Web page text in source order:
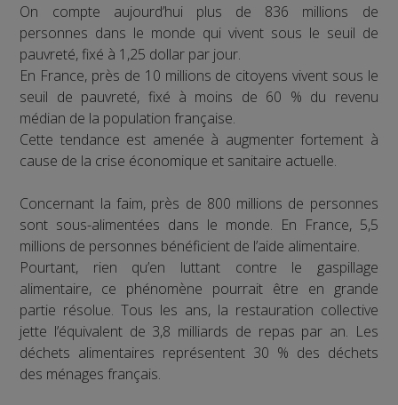
On compte aujourd’hui plus de 836 millions de
personnes dans le monde qui vivent sous le seuil de
pauvreté, fixé à 1,25 dollar par jour.
En France, près de 10 millions de citoyens vivent sous le
seuil de pauvreté, fixé à moins de 60 % du revenu
médian de la population française.
Cette tendance est amenée à augmenter fortement à
cause de la crise économique et sanitaire actuelle.
Concernant la faim, près de 800 millions de personnes
sont sous-alimentées dans le monde. En France, 5,5
millions de personnes bénéficient de l’aide alimentaire.
Pourtant, rien qu’en luttant contre le gaspillage
alimentaire, ce phénomène pourrait être en grande
partie résolue. Tous les ans, la restauration collective
jette l’équivalent de 3,8 milliards de repas par an. Les
déchets alimentaires représentent 30 % des déchets
des ménages français.